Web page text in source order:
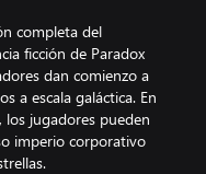
completa del
ficción de Paradox
dan comienzo a
a escala galáctica. En
los jugadores pueden
imperio corporativo